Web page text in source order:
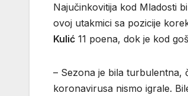
Najučinkovitija kod Mladosti
ovoj utakmici sa pozicije
Kulić 11 poena, dok je kod
– Sezona je bila turbulentna,
koronavirusa nismo igrale.